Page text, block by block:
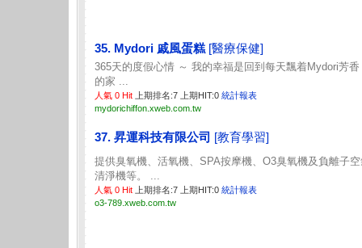
35. Mydori 戚風蛋糕 [醫療保健]
365天的度假心情 ～ 我的幸福是回到每天飄着Mydori芳香
的家 ...
人氣 0 Hit 上期排名:7 上期HIT:0 統計報表
mydorichiffon.xweb.com.tw
37. 昇運科技有限公司 [教育學習]
提供臭氧機、活氧機、SPA按摩機、O3臭氧機及負離子
清淨機等。 ...
人氣 0 Hit 上期排名:7 上期HIT:0 統計報表
o3-789.xweb.com.tw